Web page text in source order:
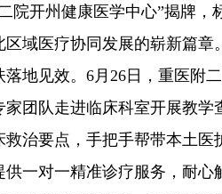
院开州健康医学中心”揭牌
域医疗协同发展的崭新篇章。
地见效。6月26日，重医附
团队走进临床科室开展教
治要点，手把手帮带本土
一对一精准诊疗服务，耐心